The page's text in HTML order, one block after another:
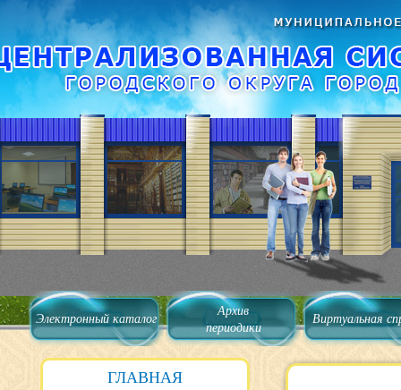
Электронный каталог
Архив
периодики
Виртуальная
ГЛАВНАЯ